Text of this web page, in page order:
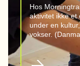
Hos
aktivitet ikke et
under en
vokser.